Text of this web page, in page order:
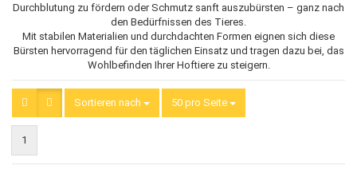
Durchblutung zu fördern oder Schmutz sanft auszubürsten – ganz nach
den Bedürfnissen des Tieres.
Mit stabilen Materialien und durchdachten Formen eignen sich diese
Bürsten hervorragend für den täglichen Einsatz und tragen dazu bei, das
Wohlbefinden Ihrer Hoftiere zu steigern.
Sortieren nach
Sortieren nach 50 pro Seite
pro Seite
1